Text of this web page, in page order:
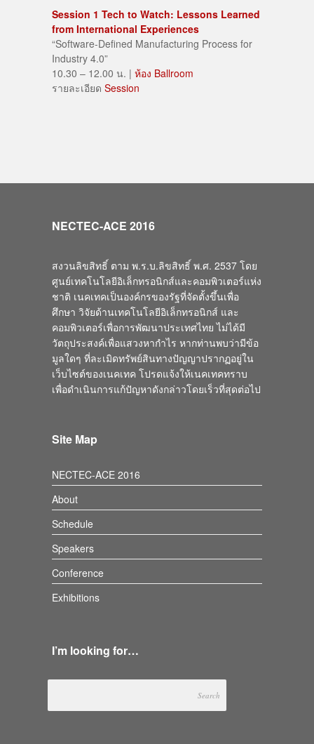
Session 1 Tech to Watch: Lessons Learned
from International Experiences
“Software-Defined Manufacturing Process for
Industry 4.0”
10.30 – 12.00 น. | ห้อง Ballroom
รายละเอียด Session
NECTEC-ACE 2016
สงวนลิขสิทธิ์ ตาม พ.ร.บ.ลิขสิทธิ์ พ.ศ. 2537 โดย
ศูนย์เทคโนโลยีอิเล็กทรอนิกส์และคอมพิวเตอร์แห่ง
ชาติ เนคเทคเป็นองค์กรของรัฐที่จัดตั้งขึ้นเพื่อ
ศึกษา วิจัยด้านเทคโนโลยีอิเล็กทรอนิกส์ และ
คอมพิวเตอร์เพื่อการพัฒนาประเทศไทย ไม่ได้มี
วัตถุประสงค์เพื่อแสวงหากำไร หากท่านพบว่ามีข้อ
มูลใดๆ ที่ละเมิดทรัพย์สินทางปัญญาปรากฏอยู่ใน
เว็บไซต์ของเนคเทค โปรดแจ้งให้เนคเทคทราบ
เพื่อดำเนินการแก้ปัญหาดังกล่าวโดยเร็วที่สุดต่อไป
Site Map
NECTEC-ACE 2016
About
Schedule
Speakers
Conference
Exhibitions
I’m looking for…